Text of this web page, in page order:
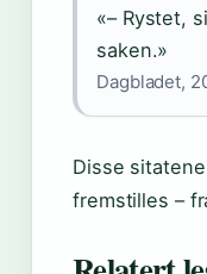
«– Rystet,
saken.»
Dagbladet,
Disse
fremstilles –